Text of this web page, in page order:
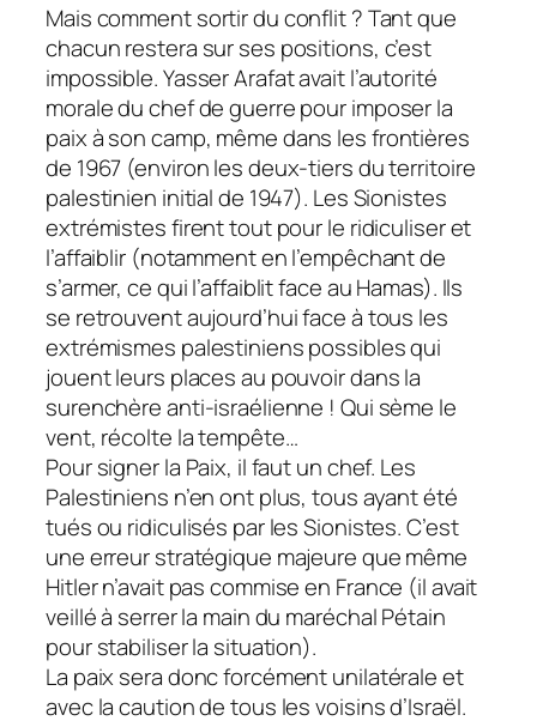
Mais comment sortir du conflit ? Tant que
chacun restera sur ses positions, c’est
impossible. Yasser Arafat avait l’autorité
morale du chef de guerre pour imposer la
paix à son camp, même dans les frontières
de 1967 (environ les deux-tiers du territoire
palestinien initial de 1947). Les Sionistes
extrémistes firent tout pour le ridiculiser et
l’affaiblir (notamment en l’empêchant de
s’armer, ce qui l’affaiblit face au Hamas). Ils
se retrouvent aujourd’hui face à tous les
extrémismes palestiniens possibles qui
jouent leurs places au pouvoir dans la
surenchère anti-israélienne ! Qui sème le
vent, récolte la tempête…
Pour signer la Paix, il faut un chef. Les
Palestiniens n’en ont plus, tous ayant été
tués ou ridiculisés par les Sionistes. C’est
une erreur stratégique majeure que même
Hitler n’avait pas commise en France (il avait
veillé à serrer la main du maréchal Pétain
pour stabiliser la situation).
La paix sera donc forcément unilatérale et
avec la caution de tous les voisins d’Israël.